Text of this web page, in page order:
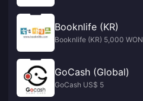
Booknlife (KR)
Booknlife (KR) 5,000 WON
GoCash (Global)
GoCash US$ 5